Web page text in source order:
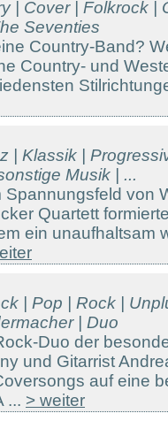
| Cover | Folkrock |
Seventies
Country-Band?
Country- und
| Klassik |
Musik | ...
Spannungsfeld von
Quartett
ein unaufhaltsam
| Pop | Rock |
| Duo
Duo der
und Gitarrist
auf eine
... > weiter